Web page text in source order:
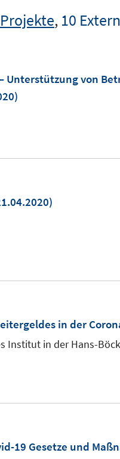
, 10
– Unterstützung von
in der
Institut in der Hans-
19 Gesetze und